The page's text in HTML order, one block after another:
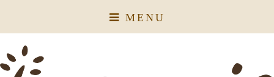
MENU